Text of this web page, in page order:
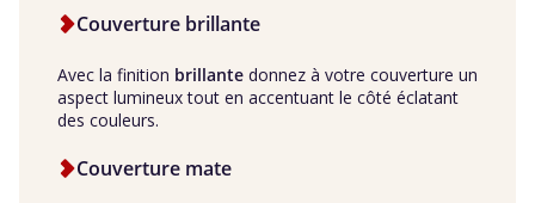
Couverture brillante
Avec la finition brillante donnez à votre couverture un
aspect lumineux tout en accentuant le côté éclatant
des couleurs.
Couverture mate